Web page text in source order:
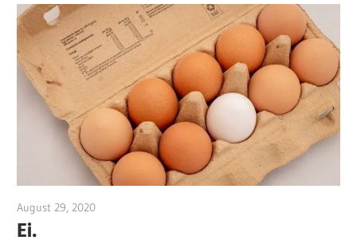
August 29, 2020
Ei.